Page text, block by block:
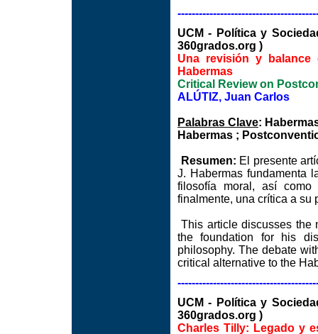
UCM - Política y
360grados.org )
Una revisión y balance
Habermas
Critical Review on
ALÚTIZ, Juan Carlos
Palabras Clave:
Habermas ;
Resumen: El presente
J. Habermas fundamenta
filosofía moral, así
finalmente, una crítica a su
This article discusses the
the foundation for his
philosophy. The debate
critical alternative to the
UCM - Política y
360grados.org )
Charles Tilly: Legado y